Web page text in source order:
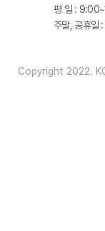
평 일 :
주말, 공휴일
Copyright 2022.